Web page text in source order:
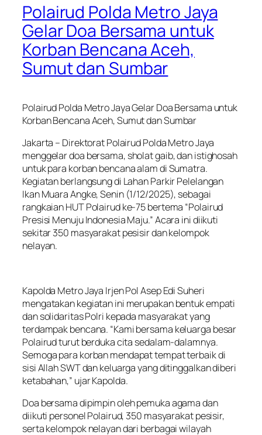
Polairud Polda Metro Jaya
Gelar Doa Bersama untuk
Korban Bencana Aceh,
Sumut dan Sumbar
Polairud Polda Metro Jaya Gelar Doa Bersama untuk
Korban Bencana Aceh, Sumut dan Sumbar
Jakarta – Direktorat Polairud Polda Metro Jaya
menggelar doa bersama, sholat gaib, dan istighosah
untuk para korban bencana alam di Sumatra.
Kegiatan berlangsung di Lahan Parkir Pelelangan
Ikan Muara Angke, Senin (1/12/2025), sebagai
rangkaian HUT Polairud ke-75 bertema “Polairud
Presisi Menuju Indonesia Maju.” Acara ini diikuti
sekitar 350 masyarakat pesisir dan kelompok
nelayan.
Kapolda Metro Jaya Irjen Pol Asep Edi Suheri
mengatakan kegiatan ini merupakan bentuk empati
dan solidaritas Polri kepada masyarakat yang
terdampak bencana. “Kami bersama keluarga besar
Polairud turut berduka cita sedalam-dalamnya.
Semoga para korban mendapat tempat terbaik di
sisi Allah SWT dan keluarga yang ditinggalkan diberi
ketabahan,” ujar Kapolda.
Doa bersama dipimpin oleh pemuka agama dan
diikuti personel Polairud, 350 masyarakat pesisir,
serta kelompok nelayan dari berbagai wilayah